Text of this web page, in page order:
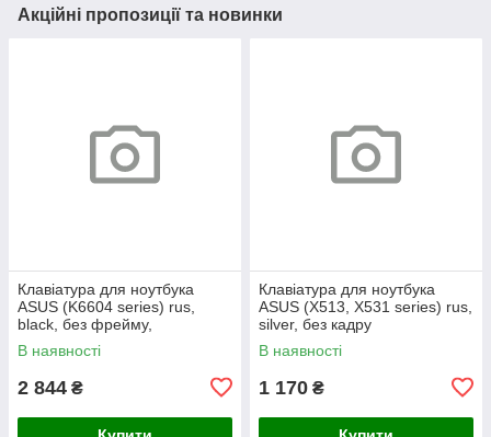
Акційні пропозиції та новинки
Клавіатура для ноутбука
ASUS (K6604 series) rus,
black, без фрейму,
підсвічування клавіш (Red
Esc)
В наявності
2 844 ₴
Клавіатура для ноутбука
ASUS (X513, X531 series) rus,
silver, без кадру
В наявності
1 170 ₴